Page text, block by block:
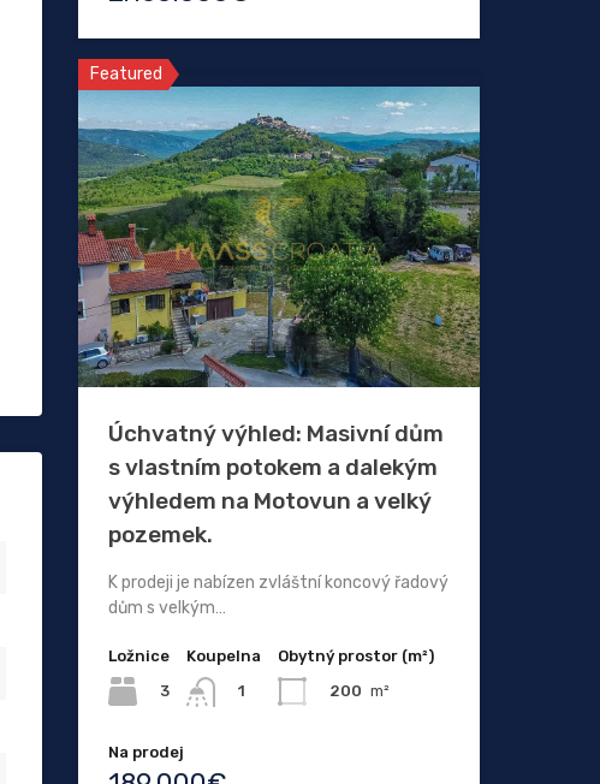
Featured
Úchvatný výhled: Masivní dům
s vlastním potokem a dalekým
výhledem na Motovun a velký
pozemek.
K prodeji je nabízen zvláštní koncový řadový
dům s velkým…
Ložnice
3
Koupelna
1
Obytný prostor (m²)
200 m²
Na prodej